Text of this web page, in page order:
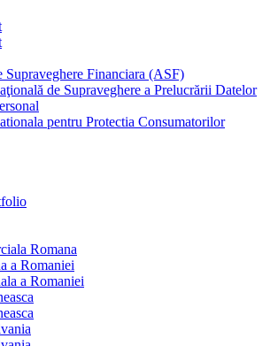
Supraveghere Financiara (ASF)
de Supraveghere a Prelucrării Datelor
pentru Protectia Consumatorilor
Romana
a Romaniei
a Romaniei